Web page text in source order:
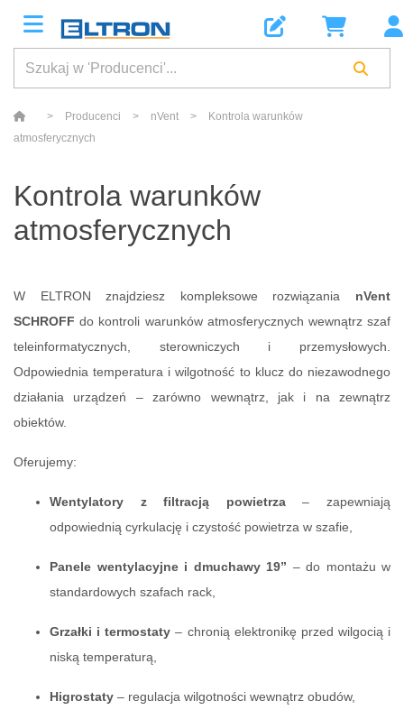
> Producenci > nVent >
Kontrola warunków
atmosferycznych
Kontrola warunków
atmosferycznych
W ELTRON znajdziesz kompleksowe rozwiązania nVent
SCHROFF do kontroli warunków atmosferycznych wewnątrz szaf
teleinformatycznych, sterowniczych i przemysłowych.
Odpowiednia temperatura i wilgotność to klucz do niezawodnego
działania urządzeń – zarówno wewnątrz, jak i na zewnątrz
obiektów.
Oferujemy:
Wentylatory z filtracją powietrza– zapewniają
odpowiednią cyrkulację i czystość powietrza w szafie,
Panele wentylacyjne i dmuchawy 19” – do montażu w
standardowych szafach rack,
Grzałki i termostaty – chronią elektronikę przed wilgocią i
niską temperaturą,
Higrostaty – regulacja wilgotności wewnątrz obudów,